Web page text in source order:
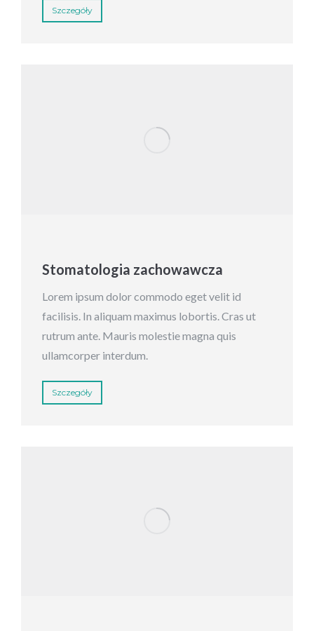
Szczegóły
Stomatologia zachowawcza
Lorem ipsum dolor commodo eget velit id
facilisis. In aliquam maximus lobortis. Cras ut
rutrum ante. Mauris molestie magna quis
ullamcorper interdum.
Szczegóły